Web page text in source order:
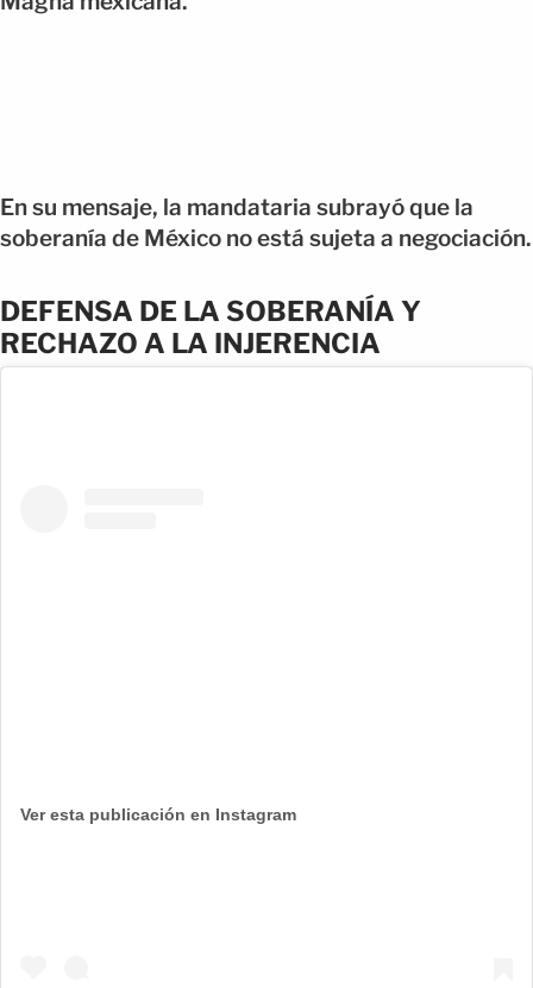
En su mensaje, la mandataria subrayó que la
soberanía de México no está sujeta a negociación.
DEFENSA DE LA SOBERANÍA Y
RECHAZO A LA INJERENCIA
Ver esta publicación en Instagram